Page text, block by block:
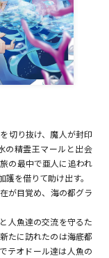
切り抜け、魔人が封印
の精霊王マールと出会
の最中で亜人に追われ
を借りて助け出す。
が目覚め、海の都グラ
人魚達の交流を守るた
に訪れたのは――海底都
テオドール達は人魚の